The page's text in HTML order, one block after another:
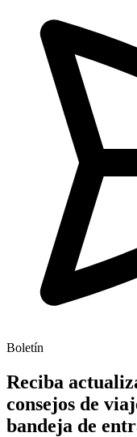
Boletín
Reciba
consejos de
bandeja de